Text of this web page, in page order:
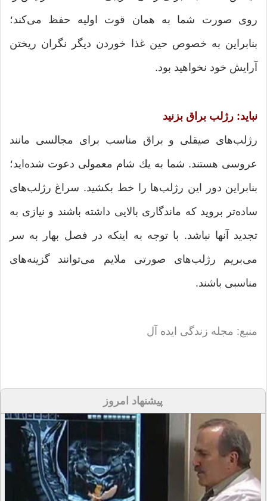
روی صورت شما به همان قوت اولیه حفظ می‌كند؛
بنابراین به خصوص حین غذا خوردن دیگر نگران ریختن
آرایش خود نخواهید بود.
نباید: رژلب براق بزنید
رژلب‌های صیقلی و براق مناسب برای مجالسی مانند
عروسی هستند. شما به یك شام معمولی دعوت شده‌اید؛
بنابراین دور این رژلب‌ها را خط بكشید. سراغ رژلب‌های
ساده‌تر بروید كه ماندگاری بالایی داشته باشند و نیازی به
تجدید آنها نباشد. با توجه به اینكه در فصل بهار به سر
می‌بریم رژلب‌های صورتی ملایم می‌توانند گزینه‌های
مناسبی باشند.
منبع: مجله زندگی ایده آل
پیشنهاد امروز